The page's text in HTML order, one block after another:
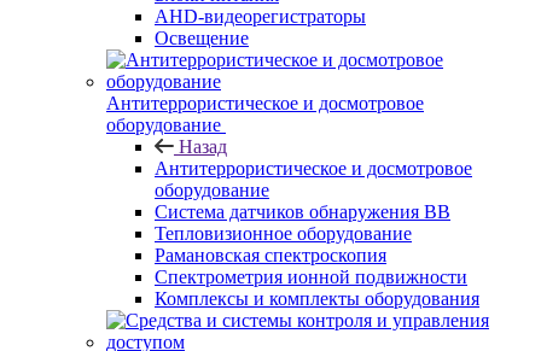
AHD-видеорегистраторы
Освещение
Антитеррористическое и досмотровое
оборудование
Назад
Антитеррористическое и досмотровое
оборудование
Cистема датчиков обнаружения ВВ
Тепловизионное оборудование
Рамановская спектроскопия
Спектрометрия ионной подвижности
Комплексы и комплекты оборудования